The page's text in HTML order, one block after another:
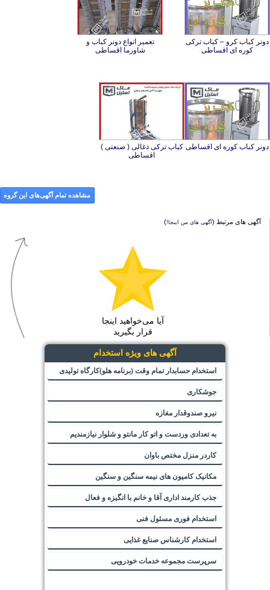
دونر کباب کرو – کباب ترکی
کوره ای اقساطی
تعمیر انواع دونر کباب و
شاورما اقساطی
دونر کباب کوره ای اقساطی کباب ترکی ذغالی ( صنعتی )
اقساطی
مشاهده تمام آگهی‌های این گروه
آگهی های مرتبط (آگهی های من اینجا!)
آیا می‌خواهید اینجا
قرار بگیرید
آگهی های ویژه استخدام
استخدام حسابدار تمام وقت (برنامه هلو)کارگاه تولیدی
جوشکاری
نیرو صندوقدار مغازه
به تعدادی وردست و اتو کار مانتو و شلوار نیازمندیم
کاردر منزل مختص باوان
مکانیک کامیون های نیمه سنگین و سنگین
جذب کارمند اداری آقا و خانم با انگیزه و فعال
استخدام فوری مسئول فنی
استخدام کارشناس صنایع غذایی
سرپرست مجموعه خدمات خودرویی